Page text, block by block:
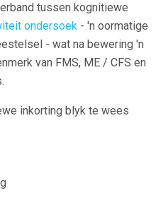
tussen kognitiewe
ondersoek - 'n oormatige
- wat na bewering 'n
van FMS, ME / CFS en
inkorting blyk te wees